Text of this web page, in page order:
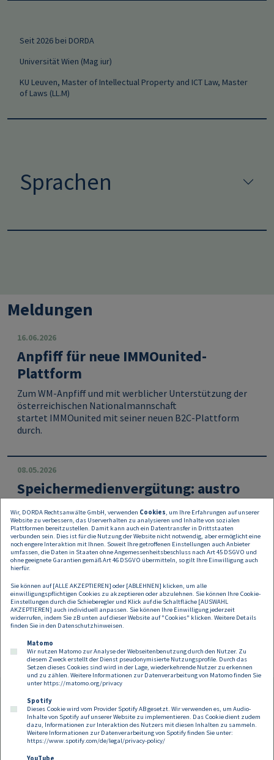
Seit 2026 bei DORDA
Universität Wien (Mag iur)
KU Leuven, Master of Intellectual Property and ICT Law, Master
of Laws (LL.M)
Sprachen
Meldungen
16.06.2026
Anpfiff für neue IMMOunited-
Plattform
Zum WM‑Anpfiff und mit werblicher Unterstützung der
österreichischen Nationalmannschaft
startet IMMOunited mit seiner neuen B2C-Plattform
durch.
08.05.2026
Speichermedienvergütung: austro
mechana veröffentlicht neuen Tarif
für Cloud-Speicher
Seit der Entscheidung des OGH vom 16.12.2025 ist für
Österreich nunmehr klargestellt: Auch das Anbieten von
Cloud-Speicher fällt unter die Speichermedienvergütung.
Footer
Kontakt Datenschutz
Impressum
Compliance
Cookies
Wir, DORDA Rechtsanwälte GmbH, verwenden Cookies, um Ihre Erfahrungen auf unserer
Website zu verbessern, das Userverhalten zu analysieren und Inhalte von sozialen
Plattformen bereitzustellen. Damit kann auch ein Datentransfer in Drittstaaten
verbunden sein. Dies ist für die Nutzung der Website nicht notwendig, aber ermöglicht eine
noch engere Interaktion mit Ihnen. Soweit Ihre getroffenen Einstellungen auch Anbieter
umfassen, die Daten in Staaten ohne Angemessenheitsbeschluss nach Art 45 DSGVO und
ohne geeignete Garantien gemäß Art 46 DSGVO übermitteln, so gilt Ihre Einwilligung auch
hierfür.
Sie können auf [ALLE AKZEPTIEREN] oder [ABLEHNEN] klicken, um alle
einwilligungspflichtigen Cookies zu akzeptieren oder abzulehnen. Sie können Ihre Cookie-
Einstellungen durch die Schieberegler und Klick auf die Schaltfläche [AUSWAHL
AKZEPTIEREN] auch individuell anpassen. Sie können Ihre Einwilligung jederzeit
widerrufen, indem Sie zB unten auf dieser Website auf "Cookies" klicken. Weitere Details
finden Sie in den Datenschutzhinweisen.
Matomo
Wir nutzen Matomo zur Analyse der Webseitenbenutzung durch den Nutzer. Zu
diesem Zweck erstellt der Dienst pseudonymisierte Nutzungsprofile. Durch das
Setzen dieses Cookies sind wird in der Lage, wiederkehrende Nutzer zu erkennen
und zu zählen. Weitere Informationen zur Datenverarbeitung von Matomo finden Sie
unter https://matomo.org/privacy
Spotify
Dieses Cookie wird vom Provider Spotify AB gesetzt. Wir verwenden es, um Audio-
Inhalte von Spotify auf unserer Website zu implementieren. Das Cookie dient zudem
dazu, Informationen zur Interaktion des Nutzers mit diesen Inhalten zu sammeln.
Weitere Informationen zur Datenverarbeitung von Spotify finden Sie unter:
https://www.spotify.com/de/legal/privacy-policy/
YouTube